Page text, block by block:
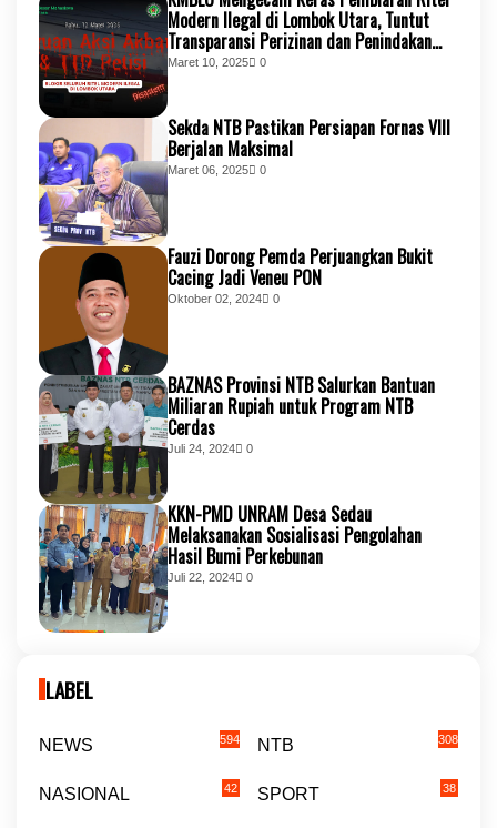
Modern Ilegal di Lombok Utara, Tuntut
Transparansi Perizinan dan Penindakan
Tegas
Maret 10, 2025 0
Sekda NTB Pastikan Persiapan Fornas VIII
Berjalan Maksimal
Maret 06, 2025 0
Fauzi Dorong Pemda Perjuangkan Bukit
Cacing Jadi Veneu PON
Oktober 02, 2024 0
BAZNAS Provinsi NTB Salurkan Bantuan
Miliaran Rupiah untuk Program NTB
Cerdas
Juli 24, 2024 0
KKN-PMD UNRAM Desa Sedau
Melaksanakan Sosialisasi Pengolahan
Hasil Bumi Perkebunan
Juli 22, 2024 0
LABEL
NEWS 594 NTB 308
NASIONAL 42 SPORT 38